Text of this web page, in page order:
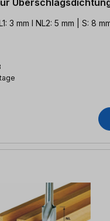
3 mm l NL2: 5 mm | S: 8